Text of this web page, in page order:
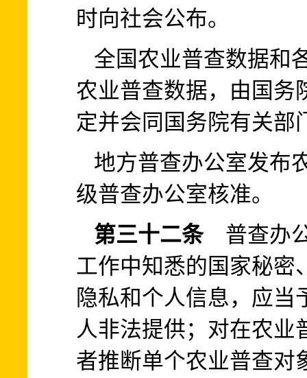
时向社会公布。
全国农业普查数据和
农业普查数据，由国务
定并会同国务院有关部
地方普查办公室发布
级普查办公室核准。
第三十二条普查办公
工作中知悉的国家秘密
隐私和个人信息，应当
人非法提供；对在农业
者推断单个农业普查对